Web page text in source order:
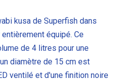
kusa de Superfish dans
équipé. Ce
de 4 litres pour une
diamètre de 15 cm est
ventilé et d'une finition noire